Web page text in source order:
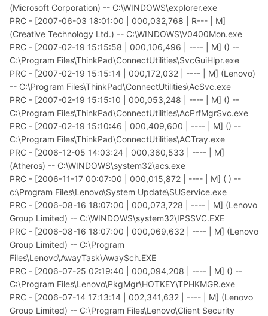
(Microsoft Corporation) -- C:\WINDOWS\explorer.exe
PRC - [2007-06-03 18:01:00 | 000,032,768 | R--- | M]
(Creative Technology Ltd.) -- C:\WINDOWS\V0400Mon.exe
PRC - [2007-02-19 15:15:58 | 000,106,496 | ---- | M] () --
C:\Program Files\ThinkPad\ConnectUtilities\SvcGuiHlpr.exe
PRC - [2007-02-19 15:15:14 | 000,172,032 | ---- | M] (Lenovo)
-- C:\Program Files\ThinkPad\ConnectUtilities\AcSvc.exe
PRC - [2007-02-19 15:15:10 | 000,053,248 | ---- | M] () --
C:\Program Files\ThinkPad\ConnectUtilities\AcPrfMgrSvc.exe
PRC - [2007-02-19 15:10:46 | 000,409,600 | ---- | M] () --
C:\Program Files\ThinkPad\ConnectUtilities\ACTray.exe
PRC - [2006-12-05 14:03:24 | 000,360,533 | ---- | M]
(Atheros) -- C:\WINDOWS\system32\acs.exe
PRC - [2006-11-17 00:07:00 | 000,015,872 | ---- | M] ( ) --
c:\Program Files\Lenovo\System Update\SUService.exe
PRC - [2006-08-16 18:07:00 | 000,073,728 | ---- | M] (Lenovo
Group Limited) -- C:\WINDOWS\system32\IPSSVC.EXE
PRC - [2006-08-16 18:07:00 | 000,069,632 | ---- | M] (Lenovo
Group Limited) -- C:\Program
Files\Lenovo\AwayTask\AwaySch.EXE
PRC - [2006-07-25 02:19:40 | 000,094,208 | ---- | M] () --
C:\Program Files\Lenovo\PkgMgr\HOTKEY\TPHKMGR.exe
PRC - [2006-07-14 17:13:14 | 002,341,632 | ---- | M] (Lenovo
Group Limited) -- C:\Program Files\Lenovo\Client Security